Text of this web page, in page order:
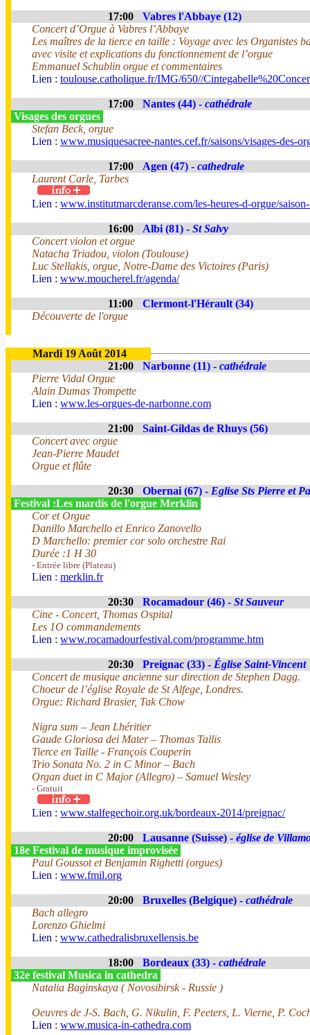
17:00
Vabres l'Abbaye (12)
Concert d’Orgue à Vabres l’Abbaye
Les maîtres de la tierce en taille : Voyage avec les Organistes
avec visite et explications du fonctionnement de l’orgue
Emmanuel Schublin orgue et commentaires
Lien : toulouse.catholique.fr/IMG/650//
17:00 Nantes (44) - cathédrale
Visages des orgues
Stefan Beck, orgue
Lien : www.musiquesacree-nantes.cef.fr/saisons/visages-des-
17:00 Agen (47) - cathedrale
Laurent Carle, Tarbes
Lien : www.institutmarcderanse.com/les-heures-d-orgue/
16:00 Albi (81) - St Salvy
Concert violon et orgue
Natacha Triadou, violon (Toulouse)
Luc Stellakis, orgue, Notre-Dame des Victoires (Paris)
Lien : www.moucherel.fr/agenda/
11:00
Clermont-l'Hérault (34)
Découverte de l'orgue
Mardi 19 Août 2014
21:00
Narbonne (11) - cathédrale
Pierre Vidal Orgue
Alain Dumas Trompette
Lien : www.les-orgues-de-narbonne.com
21:00
Saint-Gildas de Rhuys (56)
Concert avec orgue
Jean-Pierre Maudet
Orgue et flûte
20:30 Obernai (67) - Eglise Sts Pierre et
Festival :Les mardis de l'orgue Merklin
Cor et Orgue
Danillo Marchello et Enrico Zanovello
D Marchello: premier cor solo orchestre Rai
Durée :1 H 30
- Entrée libre (Plateau)
Lien : merklin.fr
20:30 Rocamadour (46) - St Sauveur
Cine - Concert, Thomas Ospital
Les 1O commandements
Lien : www.rocamadourfestival.com/programme.htm
20:30 Preignac (33) - Église Saint-Vincent
Concert de musique ancienne sur direction de Stephen Dagg.
Choeur de l’église Royale de St Alfege, Londres.
Orgue: Richard Brasier, Tak Chow
Nigra sum – Jean Lhéritier
Gaude Gloriosa dei Mater – Thomas Tallis
Tierce en Taille - François Couperin
Trio Sonata No. 2 in C Minor – Bach
Organ duet in C Major (Allegro) – Samuel Wesley
- Gratuit
Lien : www.stalfegechoir.org.uk/bordeaux-2014/preignac/
20:00 Lausanne (Suisse) - église de
18e Festival de musique improvisée
Paul Goussot et Benjamin Righetti (orgues)
Lien : www.fmil.org
20:00 Bruxelles (Belgique) - cathédrale
Bach allegro
Lorenzo Ghielmi
Lien : www.cathedralisbruxellensis.be
18:00 Bordeaux (33) - cathédrale
32e festival Musica in cathedra
Natalia Baginskaya ( Novosibirsk - Russie )
Oeuvres de J-S. Bach, G. Nikulin, F. Peeters, L. Vierne, P.
Lien : www.musica-in-cathedra.com